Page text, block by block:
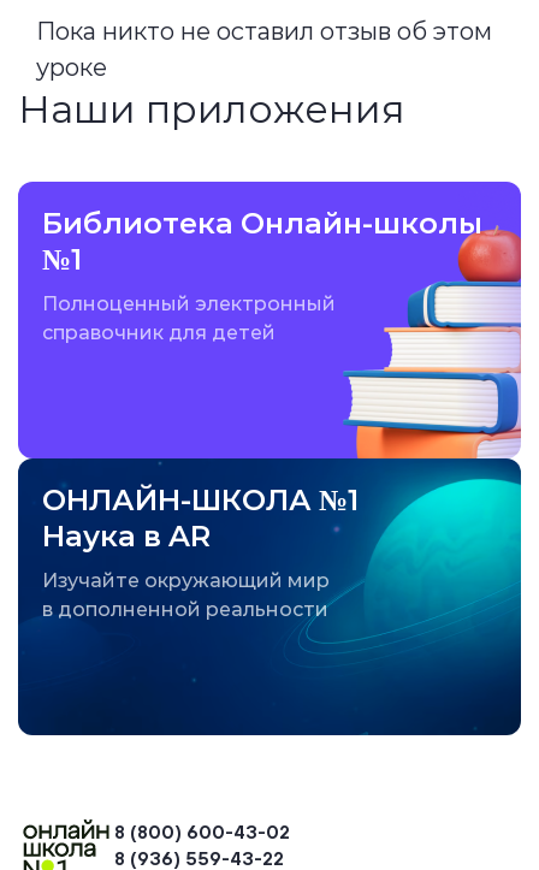
Пока никто не оставил отзыв об этом
уроке
Наши приложения
Библиотека Онлайн-школы
№1
Полноценный электронный
справочник для детей
ОНЛАЙН-ШКОЛА №1
Наука в AR
Изучайте окружающий мир
в дополненной реальности
8 (800) 600-43-02
8 (936) 559-43-22